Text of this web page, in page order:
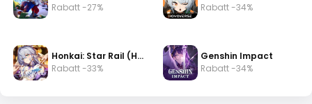
Rabatt -27%
Rabatt -34%
Honkai: Star Rail (HSR)
Rabatt -33%
Genshin Impact
Rabatt -34%